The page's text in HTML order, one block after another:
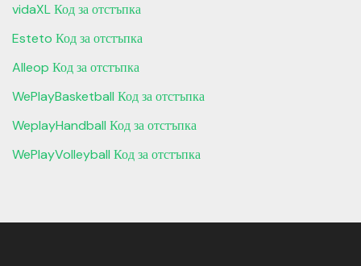
vidaXL Код за отстъпка
Esteto Код за отстъпка
Alleop Код за отстъпка
WePlayBasketball Код за отстъпка
WeplayHandball Код за отстъпка
WePlayVolleyball Код за отстъпка